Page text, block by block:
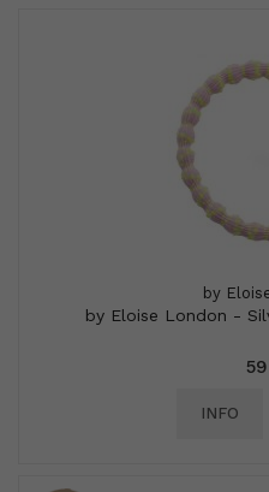
by
by Eloise London -
INFO